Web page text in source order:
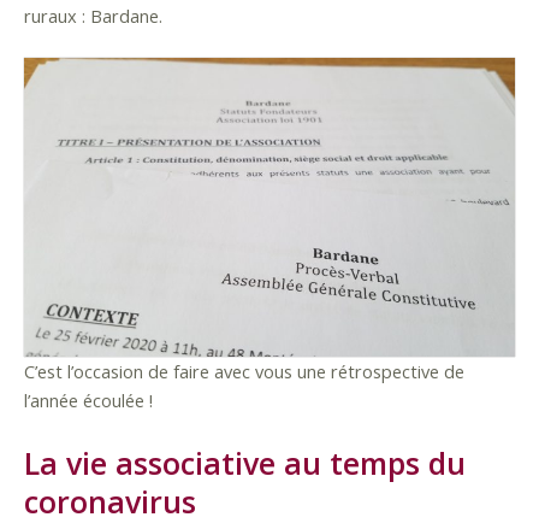
ruraux : Bardane.
C’est l’occasion de faire avec vous une rétrospective de
l’année écoulée !
La vie associative au temps du
coronavirus